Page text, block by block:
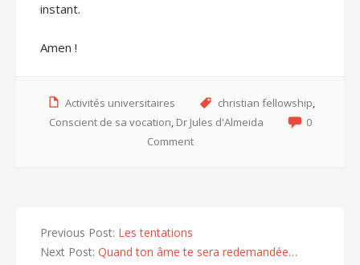
instant.
Amen !
Activités universitaires christian fellowship,
Conscient de sa vocation, Dr Jules d'Almeida
0
Comment
Previous Post: Les tentations
Next Post: Quand ton âme te sera redemandée…